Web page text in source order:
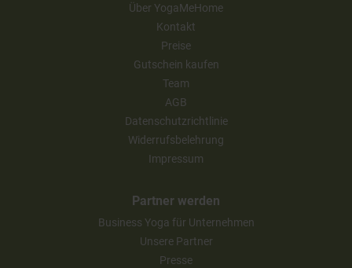
Über YogaMeHome
Kontakt
Preise
Gutschein kaufen
Team
AGB
Datenschutzrichtlinie
Widerrufsbelehrung
Impressum
Partner werden
Business Yoga für Unternehmen
Unsere Partner
Presse